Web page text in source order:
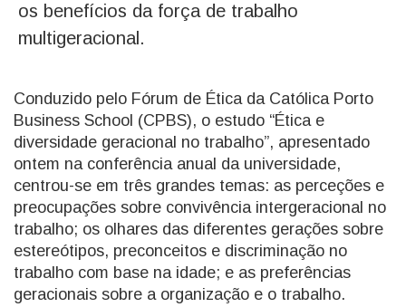
os benefícios da força de trabalho
multigeracional.
Conduzido pelo Fórum de Ética da Católica Porto
Business School (CPBS), o estudo “Ética e
diversidade geracional no trabalho”, apresentado
ontem na conferência anual da universidade,
centrou-se em três grandes temas: as perceções e
preocupações sobre convivência intergeracional no
trabalho; os olhares das diferentes gerações sobre
estereótipos, preconceitos e discriminação no
trabalho com base na idade; e as preferências
geracionais sobre a organização e o trabalho.